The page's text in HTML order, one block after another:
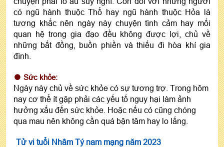
có ngũ hành thuộc Thổ hay ngũ hành thuộc Hỏa là
tương khắc nên ngày này chuyện tình cảm hay mối
quan hệ trong gia đạo đều không được lợi, chủ về
những bất đồng, buồn phiền và thiếu đi hòa khí gia
đình.
Sức khỏe:
Ngày này chủ về sức khỏe có sự tương trợ. Trong hôm
nay cơ thể ít gặp phải các yếu tố nguy hại làm ảnh
hưởng xấu đến sức khỏe. Hoặc nếu có cũng chóng
qua mau nên không cần quá bận tâm hay lo lắng.
Tử vi tuổi Nhâm Tý nam mạng năm 2023